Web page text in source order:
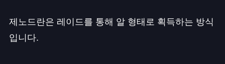
제노드란은 레이드를 통해 알 형태로 획득하는 방식
입니다.